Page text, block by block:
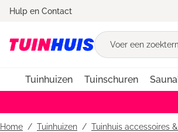
Ga naar de hoofdnavigatie
Hulp en Contact
Tuinhuizen Tuinschuren
Home Tuinhuizen / Tuinhuis accessoires